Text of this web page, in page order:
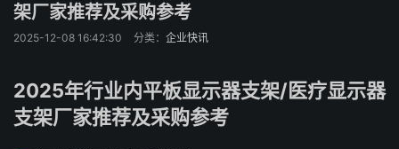
架厂家推荐及采购参考
2025-12-08 16:42:30 分类： 企业快讯
2025年行业内平板显示器支架/医疗显示器
支架厂家推荐及采购参考